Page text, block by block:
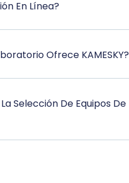
En Línea?
Ofrece KAMESKY?
Selección De Equipos De